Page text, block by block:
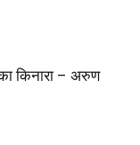
किनारा – अरुण